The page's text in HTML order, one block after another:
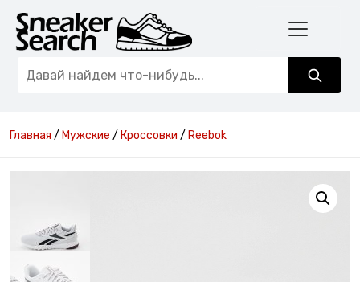
Главная / Мужские / Кроссовки / Reebok